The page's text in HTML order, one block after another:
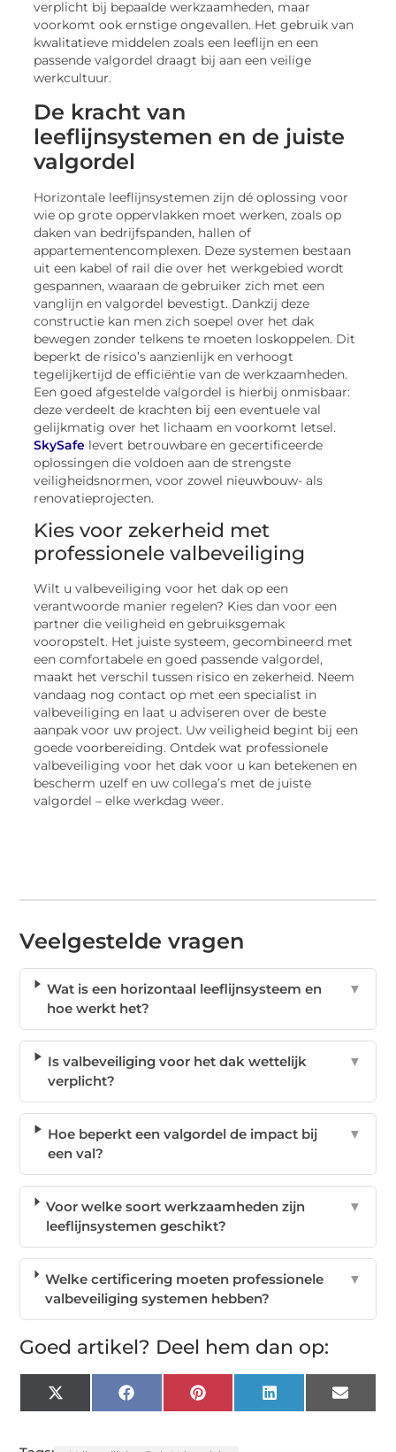
verplicht bij bepaalde werkzaamheden, maar
voorkomt ook ernstige ongevallen. Het gebruik van
kwalitatieve middelen zoals een leeflijn en een
passende valgordel draagt bij aan een veilige
werkcultuur.
De kracht van
leeflijnsystemen en de juiste
valgordel
Horizontale leeflijnsystemen zijn dé oplossing voor
wie op grote oppervlakken moet werken, zoals op
daken van bedrijfspanden, hallen of
appartementencomplexen. Deze systemen bestaan
uit een kabel of rail die over het werkgebied wordt
gespannen, waaraan de gebruiker zich met een
vanglijn en valgordel bevestigt. Dankzij deze
constructie kan men zich soepel over het dak
bewegen zonder telkens te moeten loskoppelen. Dit
beperkt de risico’s aanzienlijk en verhoogt
tegelijkertijd de efficiëntie van de werkzaamheden.
Een goed afgestelde valgordel is hierbij onmisbaar:
deze verdeelt de krachten bij een eventuele val
gelijkmatig over het lichaam en voorkomt letsel.
SkySafe levert betrouwbare en gecertificeerde
oplossingen die voldoen aan de strengste
veiligheidsnormen, voor zowel nieuwbouw- als
renovatieprojecten.
Kies voor zekerheid met
professionele valbeveiliging
Wilt u valbeveiliging voor het dak op een
verantwoorde manier regelen? Kies dan voor een
partner die veiligheid en gebruiksgemak
vooropstelt. Het juiste systeem, gecombineerd met
een comfortabele en goed passende valgordel,
maakt het verschil tussen risico en zekerheid. Neem
vandaag nog contact op met een specialist in
valbeveiliging en laat u adviseren over de beste
aanpak voor uw project. Uw veiligheid begint bij een
goede voorbereiding. Ontdek wat professionele
valbeveiliging voor het dak voor u kan betekenen en
bescherm uzelf en uw collega’s met de juiste
valgordel – elke werkdag weer.
Veelgestelde vragen
Wat is een horizontaal leeflijnsysteem en
hoe werkt het?
▼
Is valbeveiliging voor het dak wettelijk
verplicht?
▼
Hoe beperkt een valgordel de impact bij
een val?
▼
Voor welke soort werkzaamheden zijn
leeflijnsystemen geschikt?
▼
Welke certificering moeten professionele
valbeveiliging systemen hebben?
▼
Goed artikel? Deel hem dan op:
X
(Twitter)
FacebookPinterest LinkedIn Email